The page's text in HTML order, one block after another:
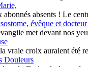
abonnés absents ! Le
évêque et
met devant nos
vraie croix auraient été
Douleurs